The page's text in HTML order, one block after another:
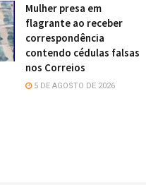
Mulher presa em
flagrante ao receber
correspondência
contendo cédulas falsas
nos Correios
5 DE AGOSTO DE 2026